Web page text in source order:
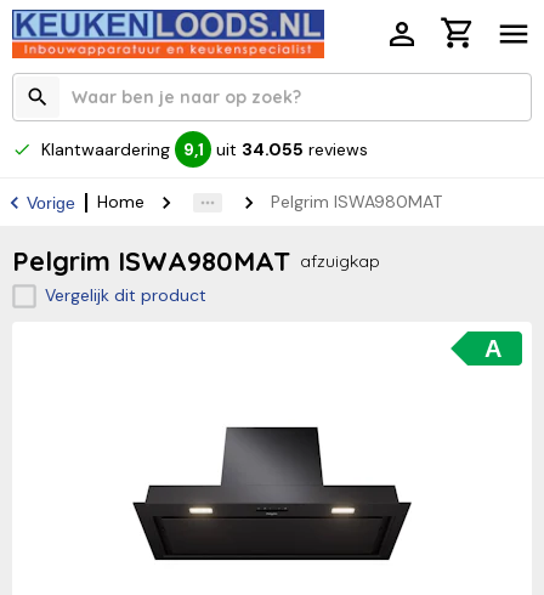
Klantwaardering 9,1 uit 34.055 reviews
Vorige Home Pelgrim ISWA980MAT
Pelgrim ISWA980MAT afzuigkap
Vergelijk dit product
A